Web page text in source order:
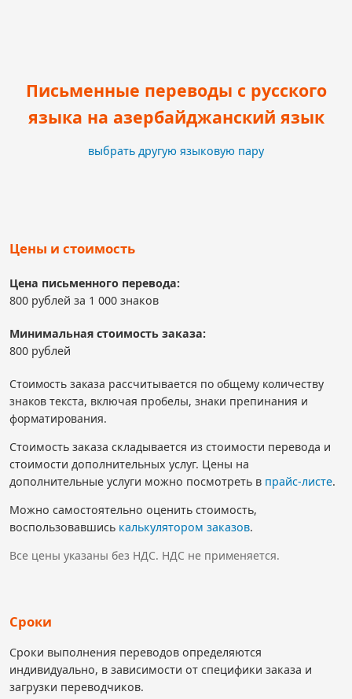
Письменные переводы с русского
языка на азербайджанский язык
выбрать другую языковую пару
Цены и стоимость
Цена письменного перевода:
800 рублей за 1 000 знаков
Минимальная стоимость заказа:
800 рублей
Стоимость заказа рассчитывается по общему количеству
знаков текста, включая пробелы, знаки препинания и
форматирования.
Стоимость заказа складывается из стоимости перевода и
стоимости дополнительных услуг. Цены на
дополнительные услуги можно посмотреть в прайс-листе.
Можно самостоятельно оценить стоимость,
воспользовавшись калькулятором заказов.
Все цены указаны без НДС. НДС не применяется.
Сроки
Сроки выполнения переводов определяются
индивидуально, в зависимости от специфики заказа и
загрузки переводчиков.